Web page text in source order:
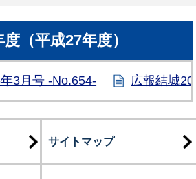
（平成27年度）
3月号 -No.654- 広報結城
サイトマップ